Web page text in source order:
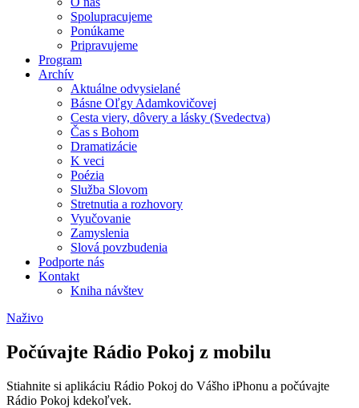
Spolupracujeme
Ponúkame
Pripravujeme
Program
Archív
Aktuálne odvysielané
Básne Oľgy Adamkovičovej
Cesta viery, dôvery a lásky (Svedectva)
Čas s Bohom
Dramatizácie
K veci
Poézia
Služba Slovom
Stretnutia a rozhovory
Vyučovanie
Zamyslenia
Slová povzbudenia
Podporte nás
Kontakt
Kniha návštev
Naživo
Počúvajte Rádio Pokoj z mobilu
Stiahnite si aplikáciu Rádio Pokoj do Vášho iPhonu a počúvajte
Rádio Pokoj kdekoľvek.